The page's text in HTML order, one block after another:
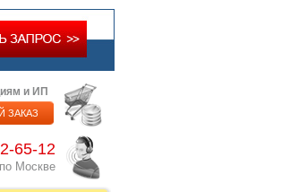
и ИП
ЗАКАЗ
65-12
Москве